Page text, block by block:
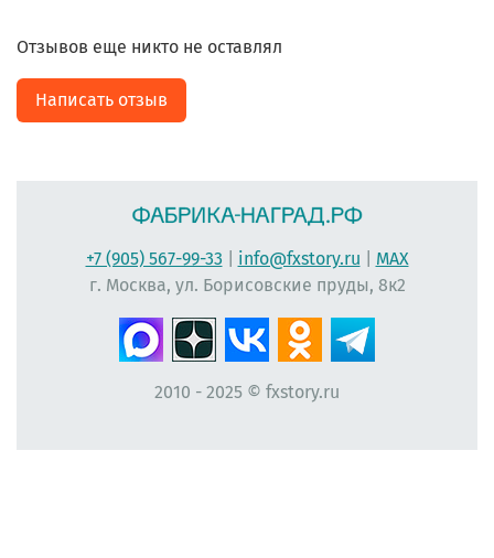
Отзывов еще никто не оставлял
Написать отзыв
+7 (905) 567-99-33 info@fxstory.ru
MAX
г. Москва, ул. Борисовские пруды, 8к2
2010 - 2025 © fxstory.ru